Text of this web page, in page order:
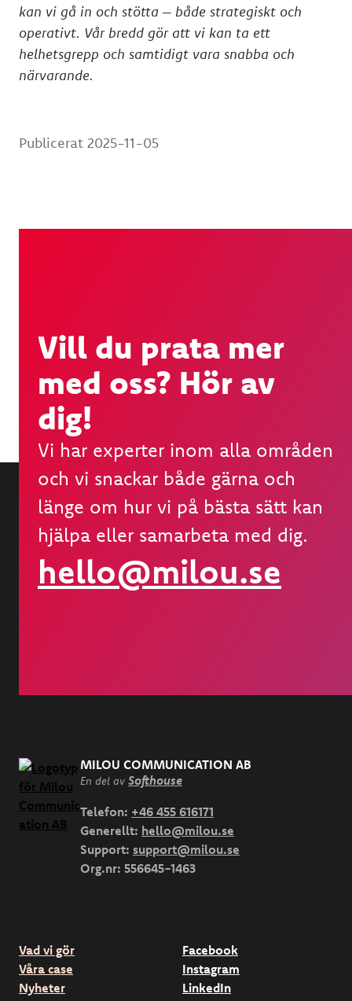
kan vi gå in och stötta – både strategiskt och
operativt. Vår bredd gör att vi kan ta ett
helhetsgrepp och samtidigt vara snabba och
närvarande.
Publicerat 2025-11-05
Vill du prata mer
med oss? Hör av
dig!
Vi har experter inom alla områden
och vi snackar både gärna och
länge om hur vi på bästa sätt kan
hjälpa eller samarbeta med dig.
hello@milou.se
MILOU COMMUNICATION AB
En del av Softhouse
Telefon: +46 455 616171
Generellt: hello@milou.se
Support: support@milou.se
Org.nr: 556645-1463
Vad vi gör
Våra case
Nyheter
Facebook
Instagram
LinkedIn